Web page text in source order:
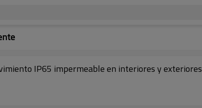
IP65 impermeable en interiores y exteriores